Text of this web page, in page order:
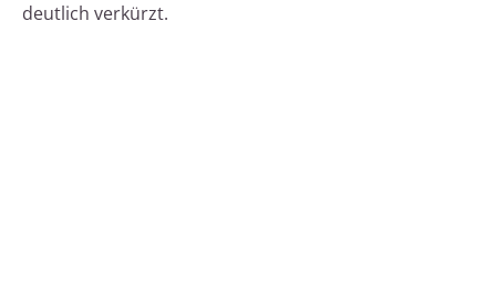
deutlich verkürzt.